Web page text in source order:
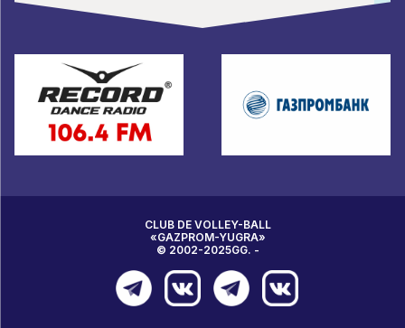
CLUB DE VOLLEY-BALL
«GAZPROM-YUGRA»
© 2002-2025GG. -